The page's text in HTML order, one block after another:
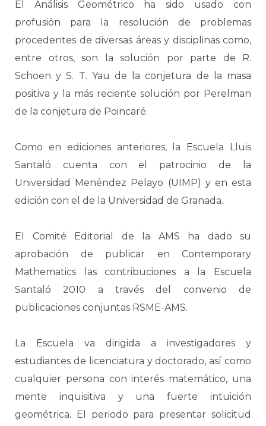
El Análisis Geométrico ha sido usado con
profusión para la resolución de problemas
procedentes de diversas áreas y disciplinas como,
entre otros, son la solución por parte de R.
Schoen y S. T. Yau de la conjetura de la masa
positiva y la más reciente solución por Perelman
de la conjetura de Poincaré.
Como en ediciones anteriores, la Escuela Lluis
Santaló cuenta con el patrocinio de la
Universidad Menéndez Pelayo (UIMP) y en esta
edición con el de la Universidad de Granada.
El Comité Editorial de la AMS ha dado su
aprobación de publicar en Contemporary
Mathematics las contribuciones a la Escuela
Santaló 2010 a través del convenio de
publicaciones conjuntas RSME-AMS.
La Escuela va dirigida a investigadores y
estudiantes de licenciatura y doctorado, así como
cualquier persona con interés matemático, una
mente inquisitiva y una fuerte intuición
geométrica. El periodo para presentar solicitud